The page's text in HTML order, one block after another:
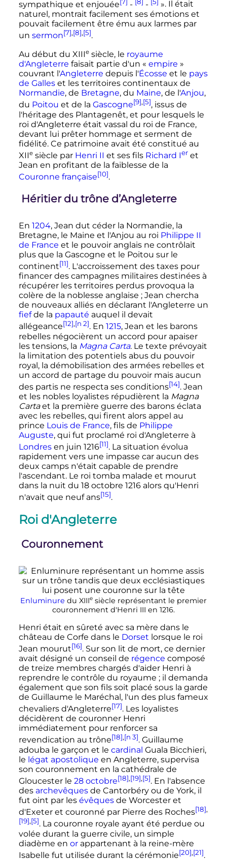
sympathique et enjouée - - ». Il était
naturel, montrait facilement ses émotions et
pouvait facilement être ému aux larmes par
un sermon[7],[8],[5].
Au début du XIIIe siècle, le royaume
d'Angleterre faisait partie d'un « empire »
couvrant l'Angleterre depuis l'Écosse et le pays
de Galleset les territoires continentaux de
Normandie, de Bretagne, du Maine, de l'Anjou,
du Poitou et de la Gascogne[9],[5], issus de
l'héritage des Plantagenêt, et pour lesquels le
roi d'Angleterre était vassal du roi de France,
devant lui prêter hommage et serment de
fidélité. Ce patrimoine avait été constitué au
XIIe siècle par Henri II et ses fils Richard Ieret
Jean en profitant de la faiblesse de la
Couronne française[10].
Héritier du trône d’Angleterre
En 1204, Jean dut céder la Normandie, la
Bretagne, le Maine et l'Anjou au roi Philippe II
de France et le pouvoir anglais ne contrôlait
plus que la Gascogne et le Poitou sur le
continent[11]. L'accroissement des taxes pour
financer des campagnes militaires destinées à
récupérer les territoires perdus provoqua la
colère de la noblesse anglaise ; Jean chercha
de nouveaux alliés en déclarant l'Angleterre un
fiefde la papauté auquel il devait
allégeance[12],[n 2]. En 1215, Jean et les barons
rebelles négocièrent un accord pour apaiser
les tensions, la Magna Carta. Le texte prévoyait
la limitation des potentiels abus du pouvoir
royal, la démobilisation des armées rebelles et
un accord de partage du pouvoir mais aucun
des partis ne respecta ses conditions[14]. Jean
et les nobles loyalistes répudièrent la Magna
Cartaet la première guerre des barons éclata
avec les rebelles, qui firent alors appel au
prince Louis de France, fils de Philippe
Auguste, qui fut proclamé roi d'Angleterre à
Londresen juin 1216[11]. La situation évolua
rapidement vers une impasse car aucun des
deux camps n'était capable de prendre
l'ascendant. Le roi tomba malade et mourut
dans la nuit du 18 octobre 1216alors qu'Henri
n'avait que neuf ans[15].
Roi d'Angleterre
Couronnement
Enluminure du XIIIe siècle représentant le premier
couronnement d'Henri III en 1216.
Henri était en sûreté avec sa mère dans le
château de Corfe dans le Dorset lorsque le roi
Jean mourut[16]. Sur son lit de mort, ce dernier
avait désigné un conseil de régence composé
de treize membres chargés d'aider Henri à
reprendre le contrôle du royaume ; il demanda
également que son fils soit placé sous la garde
de Guillaume le Maréchal, l'un des plus fameux
chevaliers d'Angleterre[17]. Les loyalistes
décidèrent de couronner Henri
immédiatement pour renforcer sa
revendication au trône[18],[n 3]. Guillaume
adouba le garçon et le cardinal Guala Bicchieri,
le légat apostolique en Angleterre, supervisa
son couronnement en la cathédrale de
Gloucester le 28 octobre[18],[19],[5]. En l'absence
des archevêquesde Cantorbéry ou de York, il
fut oint par les évêquesde Worcester et
d'Exeter et couronné par Pierre des Roches[18],
[19],[5]. La couronne royale ayant été perdue ou
volée durant la guerre civile, un simple
diadème en orappartenant à la reine-mère
Isabelle fut utilisée durant la cérémonie[20],[21].